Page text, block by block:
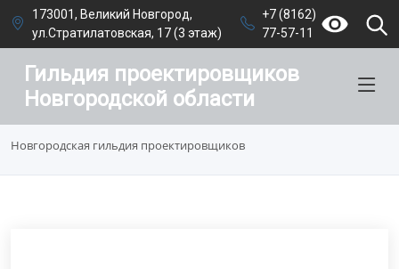
173001, Великий Новгород,
ул.Стратилатовская, 17 (3 этаж)
+7 (8162)
77-57-11
Гильдия проектировщиков
Новгородской области
Новгородская гильдия проектировщиков